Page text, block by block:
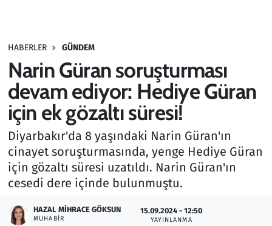
HABERLER GÜNDEM
Narin Güran soruşturması
devam ediyor: Hediye Güran
için ek gözaltı süresi!
Diyarbakır'da 8 yaşındaki Narin Güran'ın
cinayet soruşturmasında, yenge Hediye Güran
için gözaltı süresi uzatıldı. Narin Güran'ın
cesedi dere içinde bulunmuştu.
HAZAL MIHRACE GÖKSUN
MUHABIR
15.09.2024 - 12:50
YAYINLANMA
Haber
Kültür Sanat
Kurumsal Haberler
Lezzet Durağı
Memur ve Kamu
Otomobil